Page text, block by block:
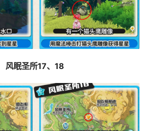
风眠圣所17、18